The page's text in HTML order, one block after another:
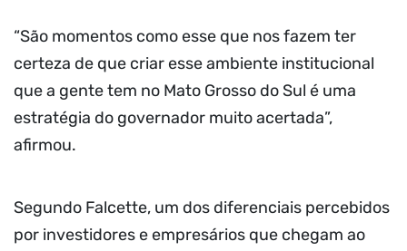
“São momentos como esse que nos fazem ter
certeza de que criar esse ambiente institucional
que a gente tem no Mato Grosso do Sul é uma
estratégia do governador muito acertada”,
afirmou.
Segundo Falcette, um dos diferenciais percebidos
por investidores e empresários que chegam ao